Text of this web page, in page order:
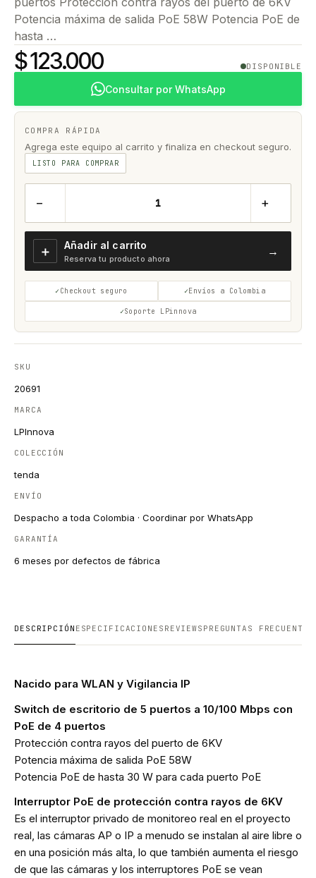
Potencia máxima de salida PoE 58W Potencia PoE de
hasta …
$ 123.000 DISPONIBLE
Consultar por WhatsApp
COMPRA RÁPIDA
Agrega este equipo al carrito y finaliza en checkout seguro.
LISTO PARA COMPRAR
− +
＋ Añadir al carrito
Reserva tu producto ahora
→
Checkout seguro Envíos a Colombia
Soporte LPinnova
SKU
20691
MARCA
LPInnova
COLECCIÓN
tenda
ENVÍO
Despacho a toda Colombia · Coordinar por WhatsApp
GARANTÍA
6 meses por defectos de fábrica
DESCRIPCIÓN ESPECIFICACIONES REVIEWS PREGUNTAS FRECUENTES
Nacido para WLAN y Vigilancia IP
Switch de escritorio de 5 puertos a 10/100 Mbps con
PoE de 4 puertos
Protección contra rayos del puerto de 6KV
Potencia máxima de salida PoE 58W
Potencia PoE de hasta 30 W para cada puerto PoE
Interruptor PoE de protección contra rayos de 6KV
Es el interruptor privado de monitoreo real en el proyecto
real, las cámaras AP o IP a menudo se instalan al aire libre o
en una posición más alta, lo que también aumenta el riesgo
de que las cámaras y los interruptores PoE se vean